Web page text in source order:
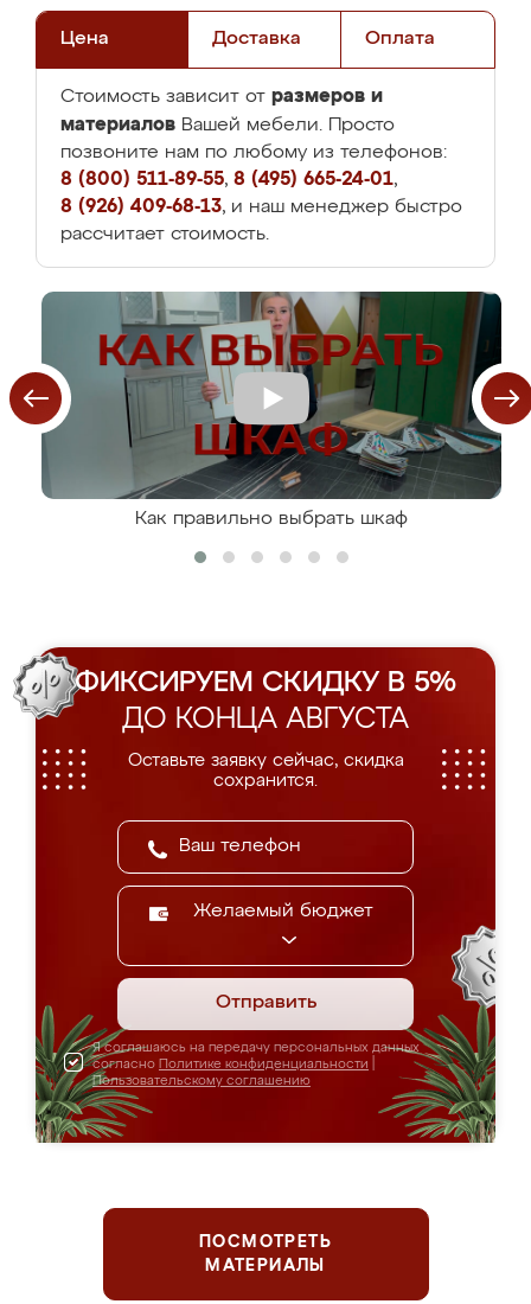
Цена Доставка Оплата
Стоимость зависит от размеров и
материалов Вашей мебели. Просто
позвоните нам по любому из телефонов:
8 (800) 511-89-55, 8 (495) 665-24-01,
8 (926) 409-68-13, и наш менеджер быстро
рассчитает стоимость.
Как правильно выбрать шкаф
ФИКСИРУЕМ СКИДКУ В 5%
ДО КОНЦА АВГУСТА
Оставьте заявку сейчас, скидка
сохранится.
Желаемый бюджет
Отправить
Я соглашаюсь на передачу персональных данных
согласно Политике конфиденциальности
Пользовательскому соглашению
ПОСМОТРЕТЬ
МАТЕРИАЛЫ